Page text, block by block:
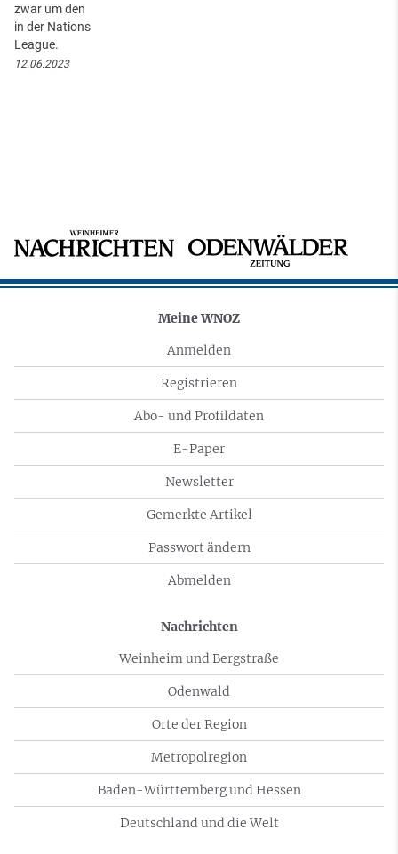
zwar um den
in der Nations
League.
12.06.2023
Meine WNOZ
Anmelden
Registrieren
Abo- und Profildaten
E-Paper
Newsletter
Gemerkte Artikel
Passwort ändern
Abmelden
Nachrichten
Weinheim und Bergstraße
Odenwald
Orte der Region
Metropolregion
Baden-Württemberg und Hessen
Deutschland und die Welt